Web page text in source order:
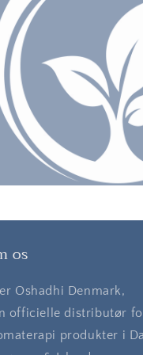
os
Oshadhi Denmark,
officielle distributør
produkter i